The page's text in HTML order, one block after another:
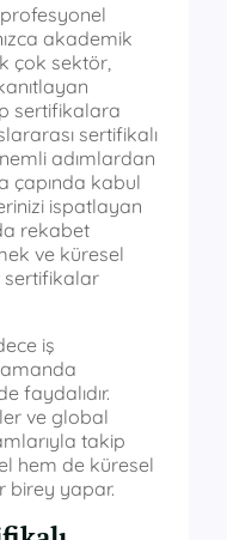
akademik
çok sektör,
sertifikalara
sertifikalı
adımlardan
çapında kabul
ispatlayan
rekabet
ve küresel
sertifikalar
iş
faydalıdır.
ve global
takip
hem de küresel
birey yapar.